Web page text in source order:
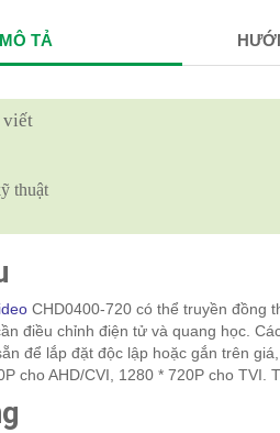
MÔ TẢ
viết
thuật
CHD0400-720 có thể truyền đồng
điều chỉnh điện tử và quang học.
để lắp đặt độc lập hoặc gắn trên
cho AHD/CVI, 1280 * 720P cho